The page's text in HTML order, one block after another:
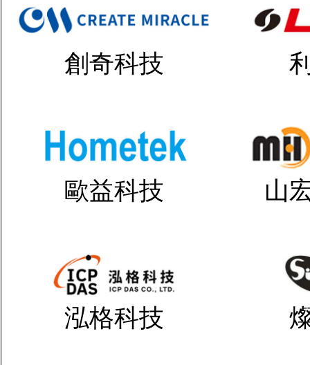
創奇科技
歐益科技 山
泓格科技